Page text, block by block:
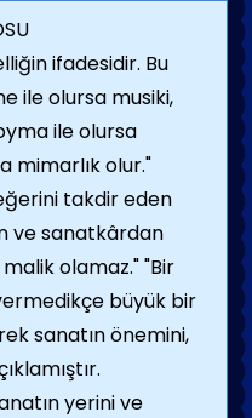
ifadesidir. Bu
ile olursa musiki,
ile olursa
mimarlık olur."
takdir eden
ve sanatkârdan
olamaz." "Bir
büyük bir
sanatın önemini,
yerini ve